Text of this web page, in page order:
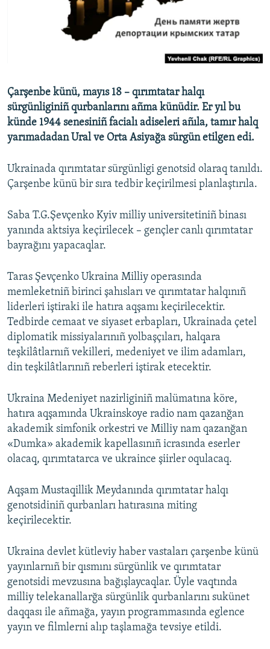
RFE/RS bütün saytları
Çarşenbe künü, mayıs 18 – qırımtatar halqı
sürgünliginiñ qurbanlarını añma künüdir. Er yıl bu
künde 1944 senesiniñ facialı adiseleri añıla, tamır halq
yarımadadan Ural ve Orta Asiyağa sürgün etilgen edi.
Ukrainada qırımtatar sürgünligi genotsid olaraq tanıldı.
Çarşenbe künü bir sıra tedbir keçirilmesi planlaştırıla.
Saba T.G.Şevçenko Kyiv milliy universitetiniñ binası
yanında aktsiya keçirilecek – gençler canlı qırımtatar
bayrağını yapacaqlar.
Taras Şevçenko Ukraina Milliy operasında
memleketniñ birinci şahısları ve qırımtatar halqınıñ
liderleri iştiraki ile hatıra aqşamı keçirilecektir.
Tedbirde cemaat ve siyaset erbapları, Ukrainada çetel
diplomatik missiyalarınıñ yolbaşçıları, halqara
teşkilâtlarnıñ vekilleri, medeniyet ve ilim adamları,
din teşkilâtlarınıñ reberleri iştirak etecektir.
Ukraina Medeniyet nazirliginiñ malümatına köre,
hatıra aqşamında Ukrainskoye radio nam qazanğan
akademik simfonik orkestri ve Milliy nam qazanğan
«Dumka» akademik kapellasınıñ icrasında eserler
olacaq, qırımtatarca ve ukraince şiirler oqulacaq.
Aqşam Mustaqillik Meydanında qırımtatar halqı
genotsidiniñ qurbanları hatırasına miting
keçirilecektir.
Ukraina devlet kütleviy haber vastaları çarşenbe künü
yayınlarnıñ bir qısmını sürgünlik ve qırımtatar
genotsidi mevzusına bağışlaycaqlar. Üyle vaqtında
milliy telekanallarğa sürgünlik qurbanlarını sukünet
daqqası ile añmağa, yayın programmasında eglence
yayın ve filmlerni alıp taşlamağa tevsiye etildi.